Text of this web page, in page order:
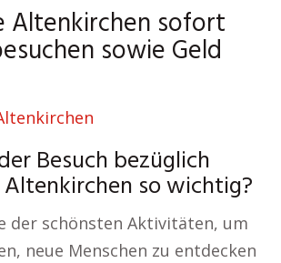
Altenkirchen sofort
sowie Geld
Besuch bezüglich
Altenkirchen so wichtig?
der schönsten Aktivitäten, um
neue Menschen zu entdecken